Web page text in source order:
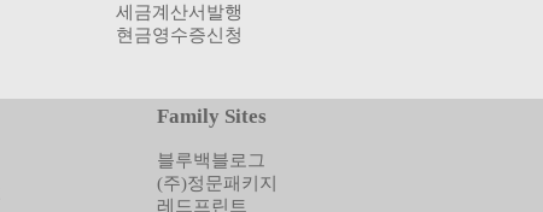
세금계산서발행
현금영수증신청
Family Sites
블루백블로그
(주)정문패키지
레드프린트